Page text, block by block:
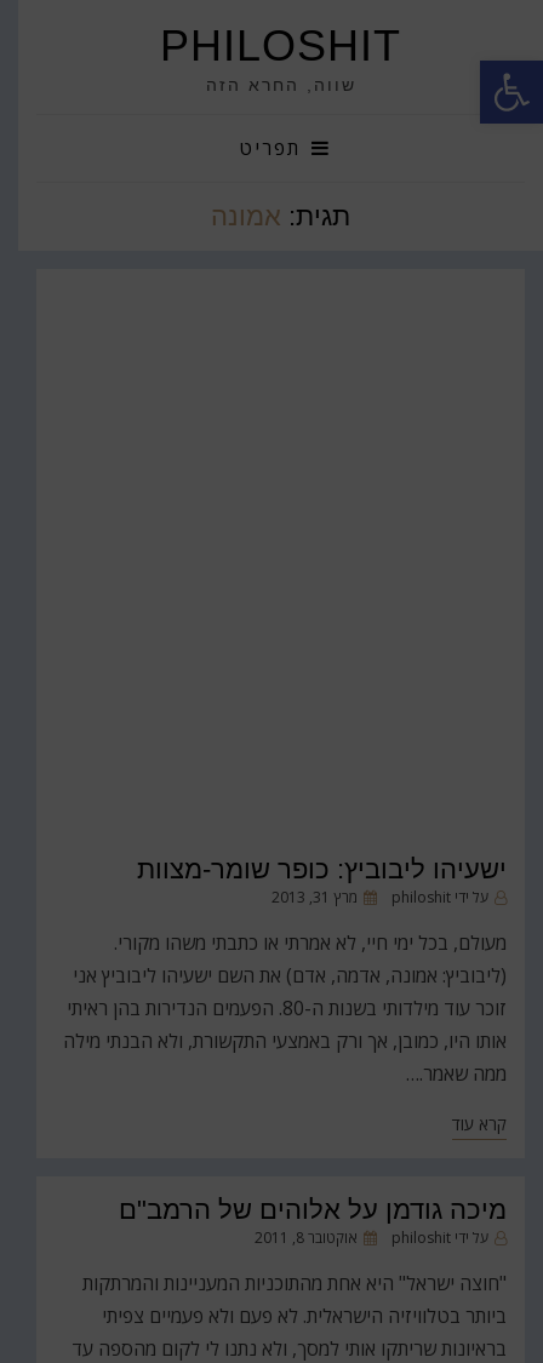
פתח סרגל נגישות PHILOSHIT
שווה, החרא הזה
תפריט
תגית: אמונה
ישעיהו ליבוביץ: כופר שומר-מצוות
על ידי philoshit
פורסם
מרץ 31, 2013
מעולם, בכל ימי חיי, לא אמרתי או כתבתי משהו מקורי.
(ליבוביץ: אמונה, אדמה, אדם) את השם ישעיהו ליבוביץ אני
זוכר עוד מילדותי בשנות ה-80. הפעמים הנדירות בהן ראיתי
אותו היו, כמובן, אך ורק באמצעי התקשורת, ולא הבנתי מילה
ממה שאמר.…
קרא עוד
מיכה גודמן על אלוהים של הרמב"ם
על ידי philoshit
פורסםאוקטובר 8, 2011
"חוצה ישראל" היא אחת מהתוכניות המעניינות והמרתקות
ביותר בטלוויזיה הישראלית. לא פעם ולא פעמיים צפיתי
בראיונות שריתקו אותי למסך, ולא נתנו לי לקום מהספה עד